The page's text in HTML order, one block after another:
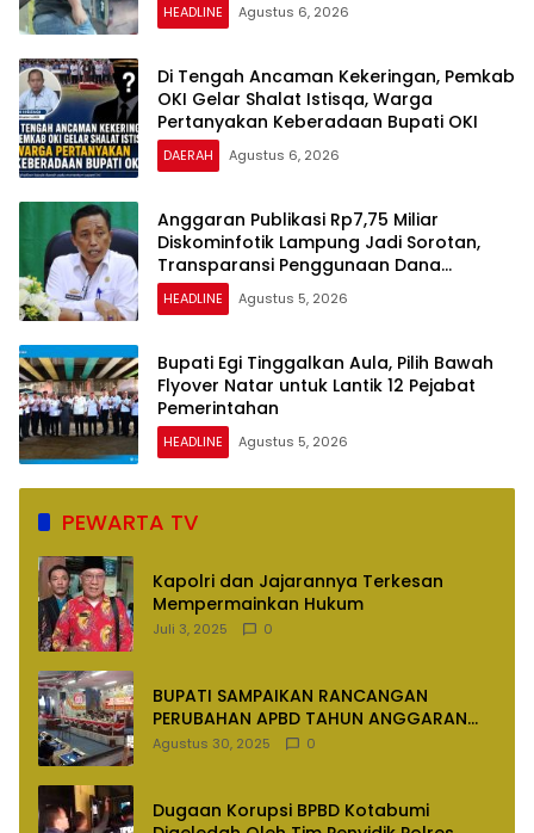
HEADLINE Agustus 6, 2026
Di Tengah Ancaman Kekeringan, Pemkab
OKI Gelar Shalat Istisqa, Warga
Pertanyakan Keberadaan Bupati OKI
DAERAH Agustus 6, 2026
Anggaran Publikasi Rp7,75 Miliar
Diskominfotik Lampung Jadi Sorotan,
Transparansi Penggunaan Dana
Dipertanyakan
HEADLINE Agustus 5, 2026
Bupati Egi Tinggalkan Aula, Pilih Bawah
Flyover Natar untuk Lantik 12 Pejabat
Pemerintahan
HEADLINE Agustus 5, 2026
PEWARTA TV
Kapolri dan Jajarannya Terkesan
Mempermainkan Hukum
Juli 3, 2025 0
BUPATI SAMPAIKAN RANCANGAN
PERUBAHAN APBD TAHUN ANGGARAN
2025
Agustus 30, 2025 0
Dugaan Korupsi BPBD Kotabumi